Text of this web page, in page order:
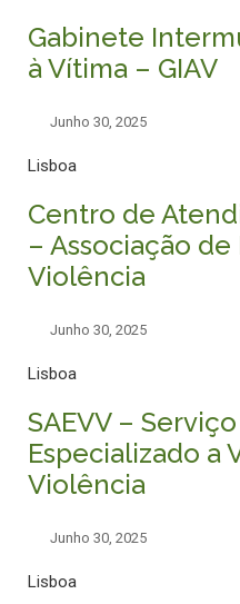
Gabinete
à Vítima – GIAV
Junho 30, 2025
Lisboa
Centro de
– Associação
Violência
Junho 30, 2025
Lisboa
SAEVV –
Especializado a
Violência
Junho 30, 2025
Lisboa